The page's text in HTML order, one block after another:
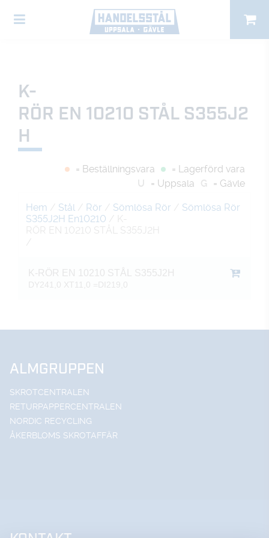
K-
RÖR EN 10210 STÅL S355J2
H
= Beställningsvara
= Lagerförd vara
U
= Uppsala G = Gävle
Hem / Stål / Rör / Sömlösa Rör / Sömlösa Rör
S355J2H En10210 / K-
RÖR EN 10210 STÅL S355J2H
/
K-RÖR EN 10210 STÅL S355J2H
DY241,0 XT11,0 =DI219,0
ALMGRUPPEN
SKROTCENTRALEN
RETURPAPPERCENTRALEN
NORDIC RECYCLING
ÅKERBLOMS SKROTAFFÄR